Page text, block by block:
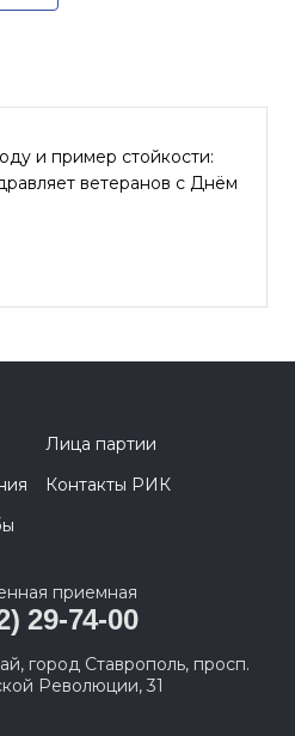
и пример стойкости:
ветеранов с Днём
Лица партии
Контакты РИК
приемная
29-74-00
город Ставрополь, просп.
Революции, 31